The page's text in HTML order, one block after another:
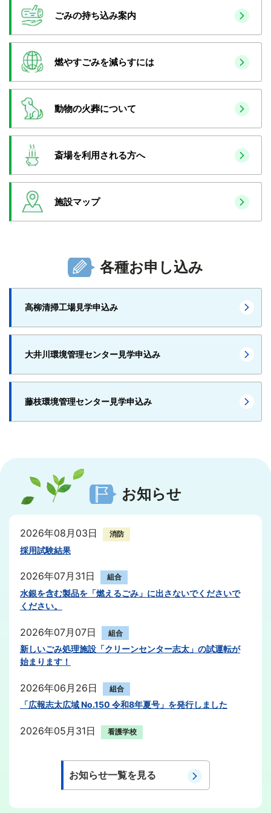
ごみの持ち込み案内
燃やすごみを減らすには
動物の火葬について
斎場を利用される方へ
施設マップ
各種お申し込み
高柳清掃工場見学申込み
大井川環境管理センター見学申込み
藤枝環境管理センター見学申込み
お知らせ
2026年08月03日 消防
採用試験結果
2026年07月31日 組合
水銀を含む製品を「燃えるごみ」に出さないでくださいで
ください。
2026年07月07日 組合
新しいごみ処理施設「クリーンセンター志太」の試運転が
始まります！
2026年06月26日 組合
「広報志太広域 No.150 令和8年夏号」を発行しました
2026年05月31日 看護学校
2026年04月27日 消防
令和9年度採用 消防職員採用試験案内
お知らせ一覧を見る